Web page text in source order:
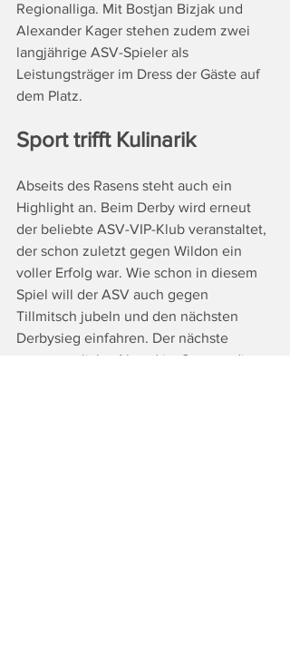
Regionalliga. Mit Bostjan Bizjak und
Alexander Kager stehen zudem zwei
langjährige ASV-Spieler als
Leistungsträger im Dress der Gäste auf
dem Platz.
Sport trifft Kulinarik
Abseits des Rasens steht auch ein
Highlight an. Beim Derby wird erneut
der beliebte ASV-VIP-Klub veranstaltet,
der schon zuletzt gegen Wildon ein
voller Erfolg war. Wie schon in diesem
Spiel will der ASV auch gegen
Tillmitsch jubeln und den nächsten
Derbysieg einfahren. Der nächste
unvergessliche Abend im Sportstadion